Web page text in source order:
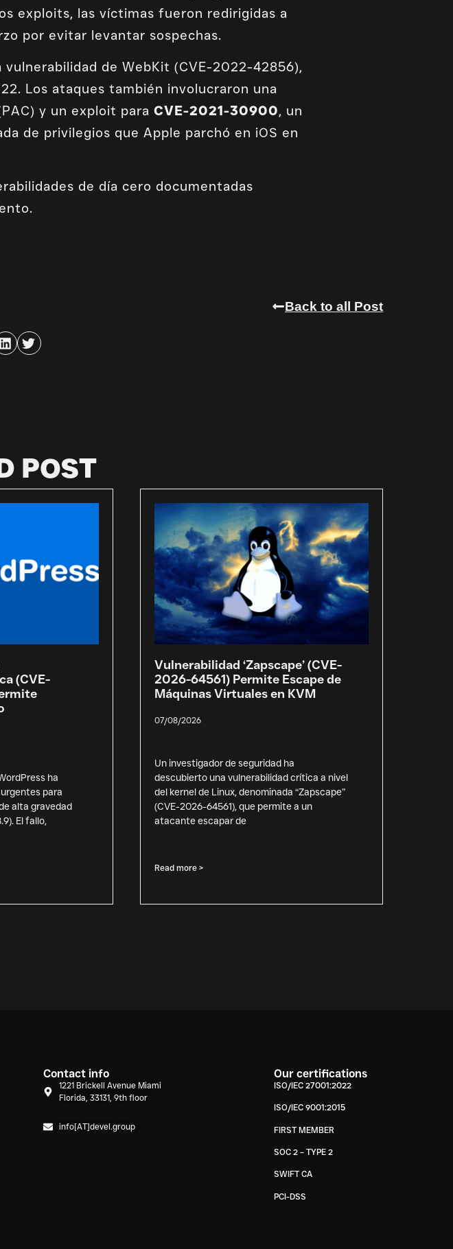
exploits, las víctimas fueron redirigidas a
por evitar levantar sospechas.
de WebKit (CVE-2022-42856),
Los ataques también involucraron una
y un exploit para CVE-2021-30900, un
de privilegios que Apple parchó en iOS en
de día cero documentadas
Back to all Post
POST
(CVE-
ha
para
alta gravedad
El fallo,
Vulnerabilidad ‘Zapscape’ (CVE-
2026-64561) Permite Escape de
Máquinas Virtuales en KVM
07/08/2026
Un investigador de seguridad ha
descubierto una vulnerabilidad crítica a nivel
del kernel de Linux, denominada “Zapscape”
(CVE-2026-64561), que permite a un
atacante escapar de
Read more >
Contact info
1221 Brickell Avenue Miami
Florida, 33131, 9th floor
info[AT]devel.group
Our certifications
ISO/IEC 27001:2022
ISO/IEC 9001:2015
FIRST MEMBER
SOC 2 – TYPE 2
SWIFT CA
PCI-DSS